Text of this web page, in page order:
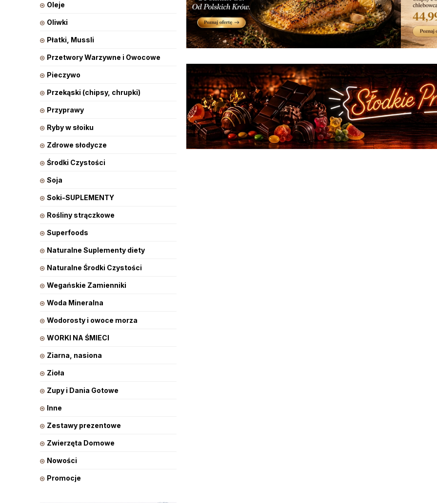
Oleje
Oliwki
Płatki, Mussli
Przetwory Warzywne i Owocowe
Pieczywo
Przekąski (chipsy, chrupki)
Przyprawy
Ryby w słoiku
Zdrowe słodycze
Środki Czystości
Soja
Soki-SUPLEMENTY
Rośliny strączkowe
Superfoods
Naturalne Suplementy diety
Naturalne Środki Czystości
Wegańskie Zamienniki
Woda Mineralna
Wodorosty i owoce morza
WORKI NA ŚMIECI
Ziarna, nasiona
Zioła
Zupy i Dania Gotowe
Inne
Zestawy prezentowe
Zwierzęta Domowe
Nowości
Promocje